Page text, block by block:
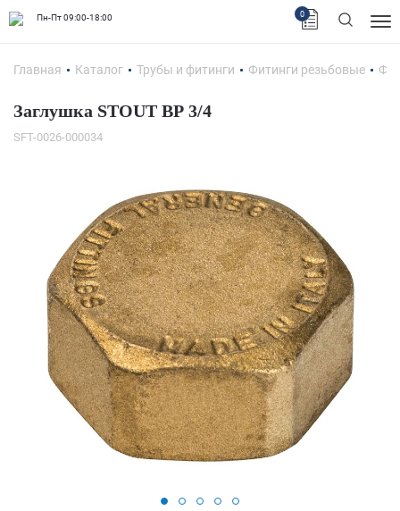
Пн-Пт 09:00-18:00 0
Главная Каталог Трубы и фитинги Фитинги резьбовые
Заглушка STOUT ВР 3/4
SFT-0026-000034